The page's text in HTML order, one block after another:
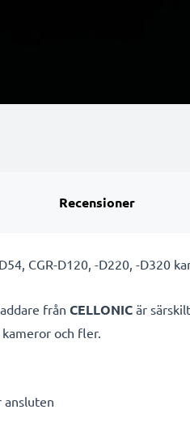
Recensioner
CGR-D120, -D220, -D320
från CELLONIC är
kameror och fler.
ansluten